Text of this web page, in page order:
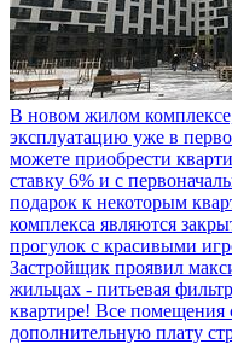
В новом жилом
эксплуатацию уже в
можете приобрести
ставку 6% и с
подарок к некоторым
комплекса являются
прогулок с красивыми
Застройщик проявил
жильцах - питьевая
квартире! Все помещения
дополнительную плату